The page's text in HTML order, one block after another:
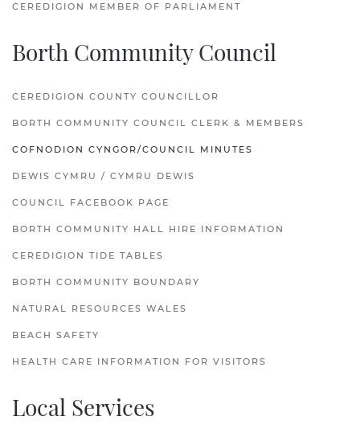
CEREDIGION MEMBER OF PARLIAMENT
Borth Community Council
CEREDIGION COUNTY COUNCILLOR
BORTH COMMUNITY COUNCIL CLERK & MEMBERS
COFNODION CYNGOR/COUNCIL MINUTES
DEWIS CYMRU / CYMRU DEWIS
COUNCIL FACEBOOK PAGE
BORTH COMMUNITY HALL HIRE INFORMATION
CEREDIGION TIDE TABLES
BORTH COMMUNITY BOUNDARY
NATURAL RESOURCES WALES
BEACH SAFETY
HEALTH CARE INFORMATION FOR VISITORS
Local Services